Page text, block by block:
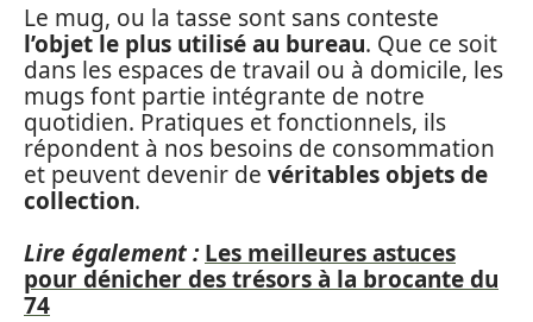
Le mug, ou la tasse sont sans conteste
l’objet le plus utilisé au bureau. Que ce soit
dans les espaces de travail ou à domicile, les
mugs font partie intégrante de notre
quotidien. Pratiques et fonctionnels, ils
répondent à nos besoins de consommation
et peuvent devenir de véritables objets de
collection.
Lire également : Les meilleures astuces
pour dénicher des trésors à la brocante du
74